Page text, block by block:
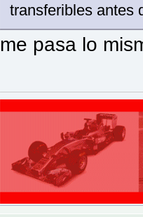
transferibles
me pasa lo